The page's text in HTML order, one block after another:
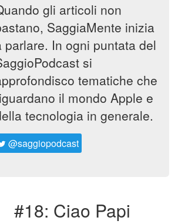
gli articoli non
SaggiaMente inizia
parlare. In ogni puntata del
si
tematiche che
il mondo Apple e
tecnologia in generale.
@saggiopodcast
#18: Ciao Papi